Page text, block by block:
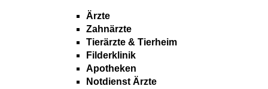
Ärzte
Zahnärzte
Tierärzte & Tierheim
Filderklinik
Apotheken
Notdienst Ärzte